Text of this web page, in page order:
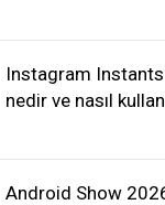
Instagram
nedir ve nasıl
Android Show